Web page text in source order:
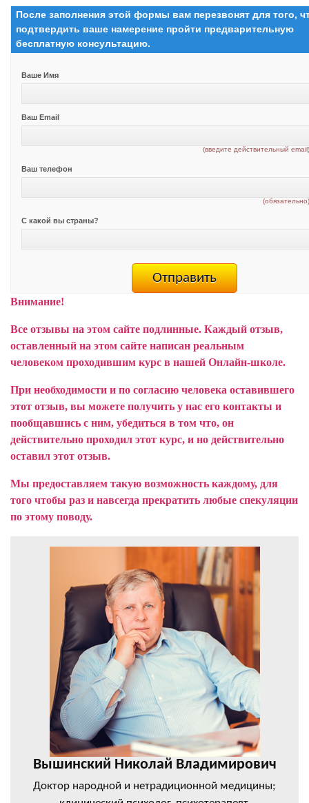
После заполнения этой формы вам перезвонят для того,
подтвердить ваше намерение пройти предварительную
бесплатную консультацию.
Ваше Имя
Ваш Email
(введите действительный
Ваш телефон
С какой вы страны?
Внимание!
Все отзывы на этом сайте подлинные. Каждый отзыв,
оставленный на этом сайте написан реальным
человеком проходившим курс в нашей Онлайн-школе.
При необходимости и по согласию человека оставившего
этот отзыв, вы можете получить у нас его контакты и
пообщавшись с ним, убедиться в том что, он
действительно проходил этот курс, и но действительно
оставил этот отзыв.
Мы предоставляем такую возможность каждому, для
того чтобы раз и навсегда прекратить любые спекуляции
по этому поводу.
Вышинский Николай Владимирович
Доктор народной и нетрадиционной медицины;